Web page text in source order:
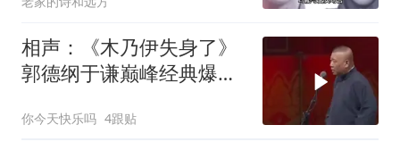
相声：《木乃伊失身了》
郭德纲于谦巅峰经典爆笑
你今天快乐吗 4跟贴